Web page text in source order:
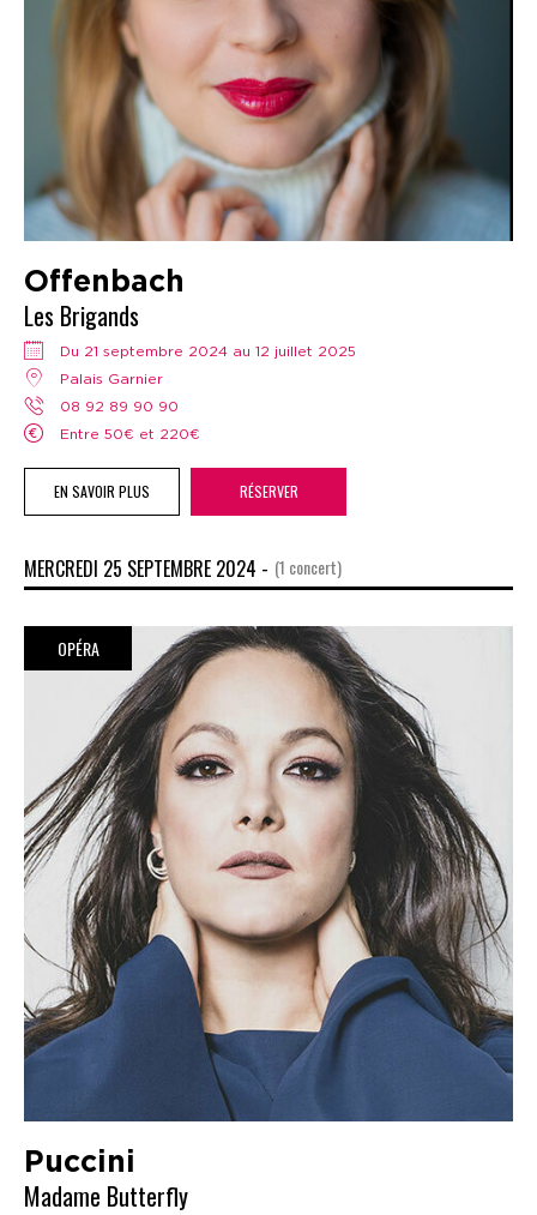
Offenbach
Les Brigands
Du 21 septembre 2024 au 12 juillet 2025
Palais Garnier
08 92 89 90 90
Entre 50€ et 220€
EN SAVOIR PLUS RÉSERVER
MERCREDI 25 SEPTEMBRE 2024 - (1 concert)
OPÉRA
Puccini
Madame Butterfly